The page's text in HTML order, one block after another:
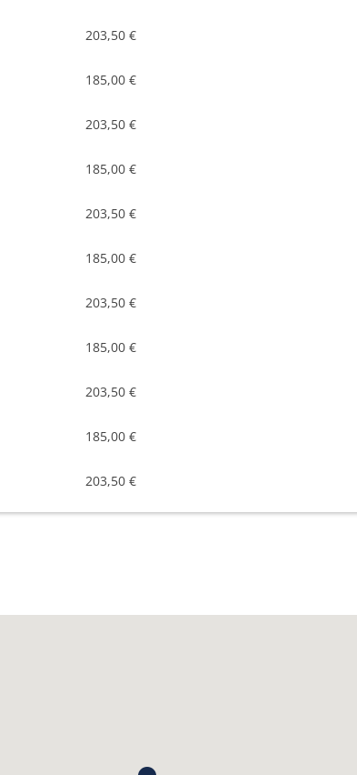
203,50 €
185,00 €
203,50 €
185,00 €
203,50 €
185,00 €
203,50 €
185,00 €
203,50 €
185,00 €
203,50 €